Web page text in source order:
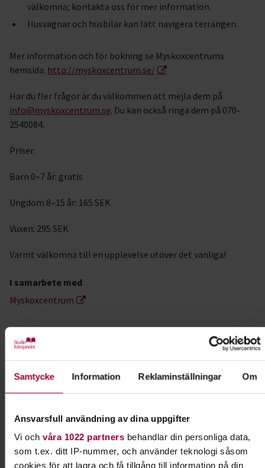
Samtycke Information Reklaminställningar Om
Ansvarsfull användning av dina uppgifter
Vi och våra 1022 partnersbehandlar din personliga data,
som t.ex. ditt IP-nummer, och använder teknologi såsom
cookies för att lagra och få tillgång till information på din
välkomna; kontakta oss för mer information.
Husvagnar och husbilar kan lätt navigera terrängen.
Mer information och för bokning se Myskoxcentrums
hemsida: http://myskoxcentrum.se/
Har du fler frågor är du välkommen att mejla dem på
info@myskoxcentrum.se. Du kan också ringa dem på 070-
2540084.
Priser:
Barn 0–7 år: gratis
Ungdom 8–15 år: 165 SEK
Vuxen: 295 SEK
Varmt välkomna till en upplevelse utöver det vanliga!
I samarbete med
Myskoxcentrum
Kontakt
Sara Eriksson
Folkbildningsutvecklare Natur,
Skicka e-post
070-883 16 42
Visa mer